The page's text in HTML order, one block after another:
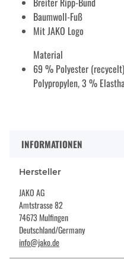
Baumwoll-Fuß
Mit JAKO Logo
Material
69 % Polyester
Polypropylen, 3 %
INFORMATIONEN
Hersteller
JAKO AG
Amtstrasse 82
74673 Mulfingen
Deutschland/Germany
info@jako.de